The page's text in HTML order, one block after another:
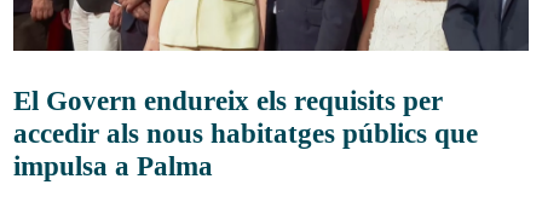
El Govern endureix els requisits per
accedir als nous habitatges públics que
impulsa a Palma